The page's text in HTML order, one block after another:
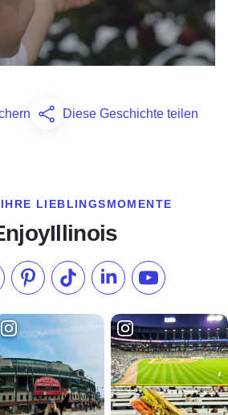
Diese Geschichte teilen
LIEBLINGSMOMENTE
auf Facebook
Sie uns auf Instagram
Besuchen Sie unser Pinterest
Folgen Sie uns auf TikTok
Folgen Sie uns auf
Abonnieren